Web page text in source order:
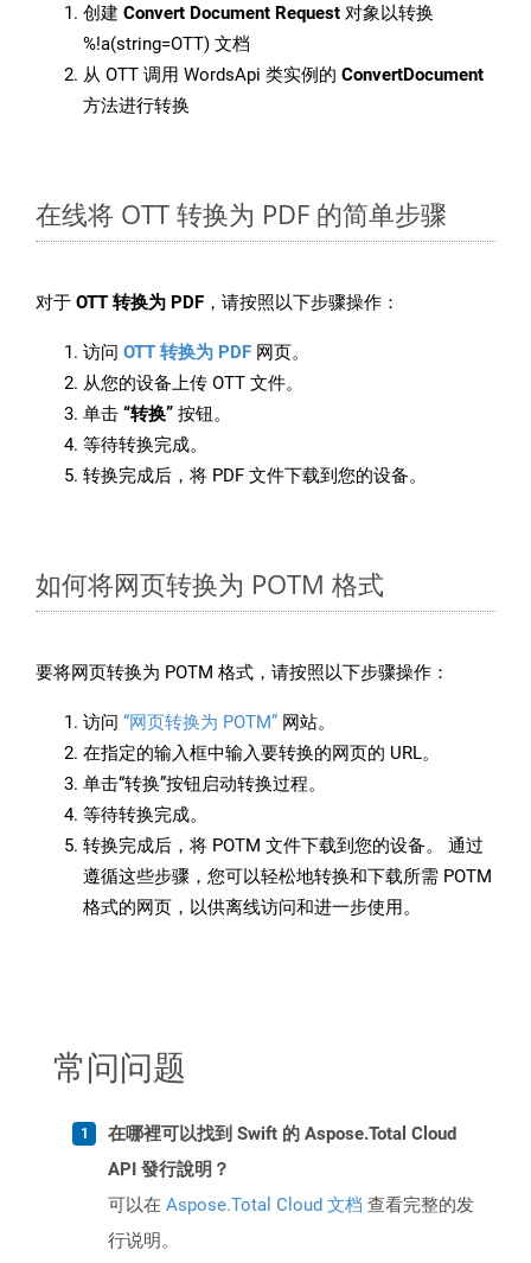
创建 Convert Document Request 对象以转换
%!a(string=OTT) 文档
从 OTT 调用 WordsApi 类实例的 ConvertDocument
方法进行转换
在线将 OTT 转换为 PDF 的简单步骤
对于 OTT 转换为 PDF ，请按照以下步骤操作：
访问 OTT 转换为 PDF 网页。
从您的设备上传 OTT 文件。
单击 “转换” 按钮。
等待转换完成。
转换完成后，将 PDF 文件下载到您的设备。
如何将网页转换为 POTM 格式
要将网页转换为 POTM 格式，请按照以下步骤操作：
访问 “网页转换为 POTM” 网站。
在指定的输入框中输入要转换的网页的 URL。
单击“转换”按钮启动转换过程。
等待转换完成。
转换完成后，将 POTM 文件下载到您的设备。 通过
遵循这些步骤，您可以轻松地转换和下载所需 POTM
格式的网页，以供离线访问和进一步使用。
常问问题
在哪裡可以找到 Swift 的 Aspose.Total Cloud
API 發行說明？
可以在 Aspose.Total Cloud 文档 查看完整的发
行说明。